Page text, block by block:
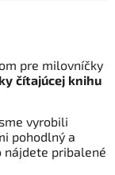
pre milovníčky
čítajúcej knihu
vyrobili
pohodlný a
nájdete pribalené